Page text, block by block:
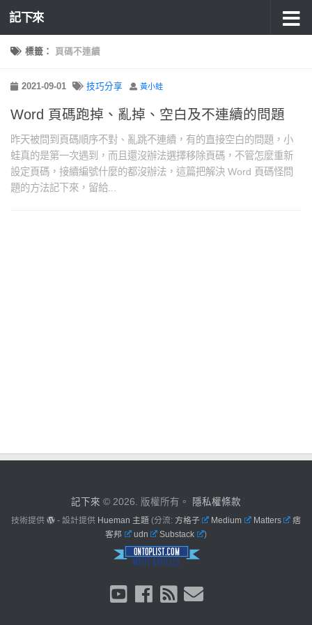
記下來
標籤： 頁碼不連續
2021-09-01 技巧分享 黃小蛙
Word 頁碼跑掉、亂掉、空白及不連續的問題
昨天被問到頁碼順序不對、亂跳不連續，有的直接空白的問題，小
蛙真的是第一次遇到，而且還沒辦法選擇移除頁碼，不管怎麼重新
設定頁碼，接續編號什麼的都沒辦法，這篇把解決 Word 頁碼怪問
題的方法記下來，留給...
記下來 © 2026. 版權所有。 隱私權條款
技術提供 - 設計提供 Hueman 主題 (分流: 方格子 Medium Matters
痞
客邦
udn Substack )